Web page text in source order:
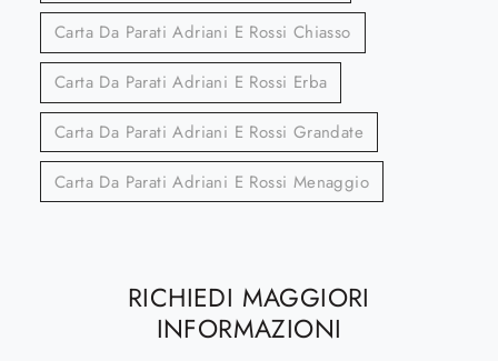
Carta Da Parati Adriani E Rossi Chiasso
Carta Da Parati Adriani E Rossi Erba
Carta Da Parati Adriani E Rossi Grandate
Carta Da Parati Adriani E Rossi Menaggio
RICHIEDI MAGGIORI
INFORMAZIONI